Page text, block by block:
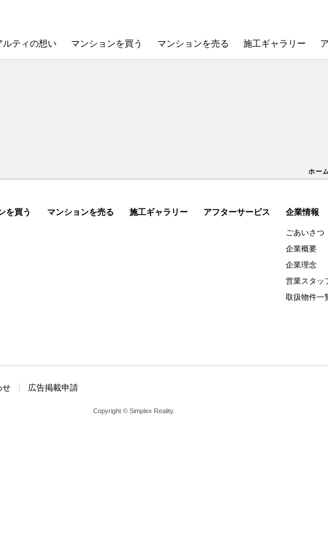
ティの想い マンションを買う マンションを売る 施工ギャラリー
ホーム
を買う マンションを売る 施工ギャラリー アフターサービス 企業情報
ごあいさつ
企業概要
企業理念
営業スタッ
取扱物件一
広告掲載申請
せ
Copyright © Simplex Reality.